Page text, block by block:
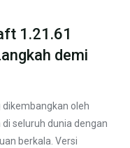
1.21.61
demi
oleh
seluruh dunia dengan
berkala. Versi